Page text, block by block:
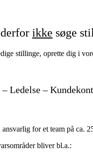
ikke søge
stillinge, oprette dig i
Ledelse –
for et team på ca.
bliver bl.a.: